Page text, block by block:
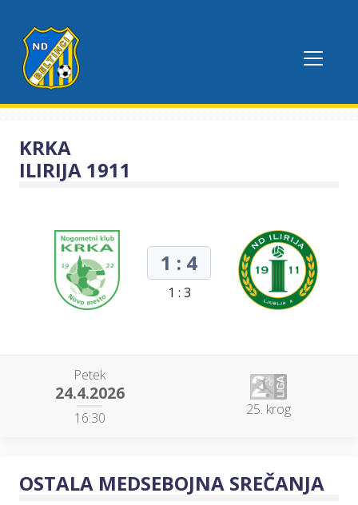
KRKA
ILIRIJA 1911
1 : 4
1 : 3
Petek
24.4.2026
16:30 25. krog
OSTALA MEDSEBOJNA SREČANJA